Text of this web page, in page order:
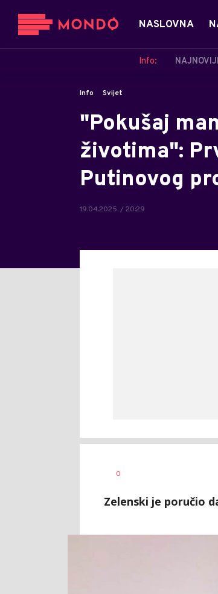
NASLOVNA
Info:
Info Svijet
"Pokušaj
životima":
Putinovog
19.04.2025. / 20:29
AUTOR
0
Zelenski je poručio